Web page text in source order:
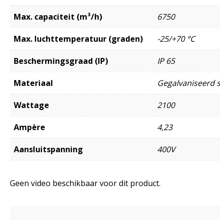
Max. capaciteit (m³/h) 6750
Max. luchttemperatuur (graden) -25/+70 °C
Beschermingsgraad (IP) IP 65
Materiaal Gegalvaniseerd
Wattage 2100
Ampère 4,23
Aansluitspanning 400V
Geen video beschikbaar voor dit product.